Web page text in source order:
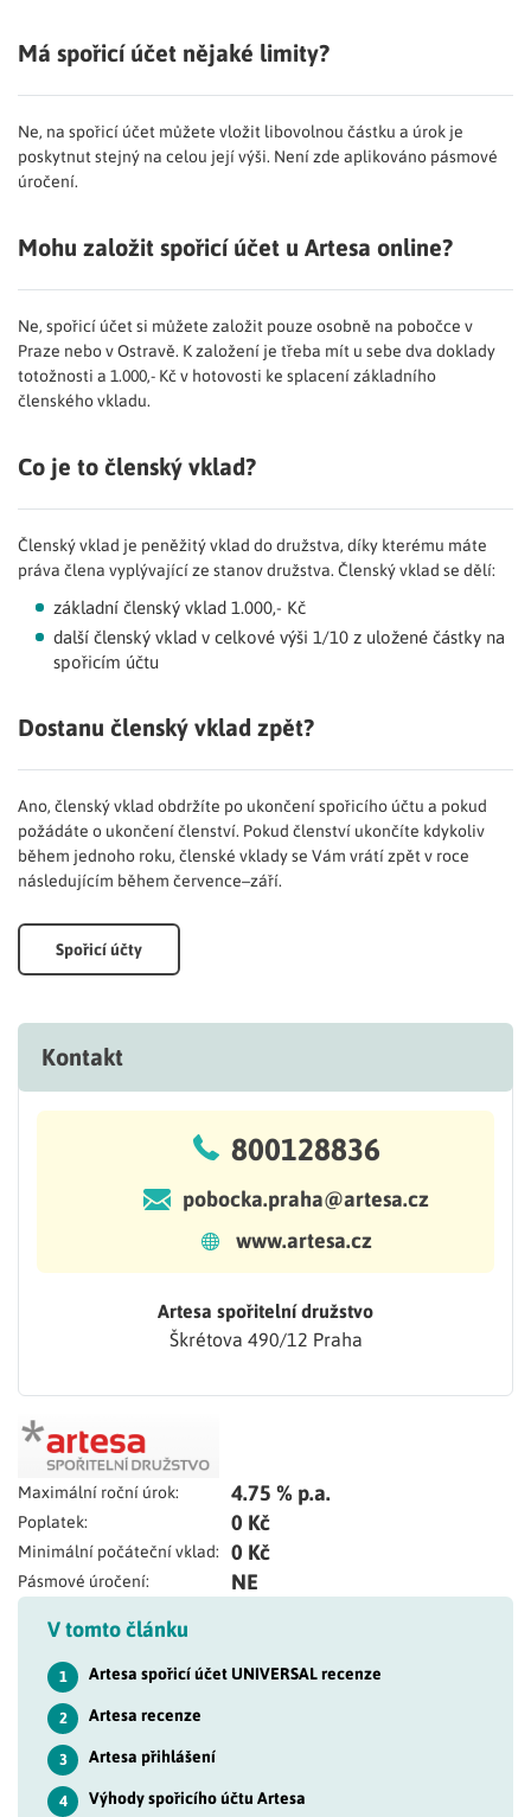
Má spořicí účet nějaké limity?
Ne, na spořicí účet můžete vložit libovolnou částku a úrok je
poskytnut stejný na celou její výši. Není zde aplikováno pásmové
úročení.
Mohu založit spořicí účet u Artesa online?
Ne, spořicí účet si můžete založit pouze osobně na pobočce v
Praze nebo v Ostravě. K založení je třeba mít u sebe dva doklady
totožnosti a 1.000,- Kč v hotovosti ke splacení základního
členského vkladu.
Co je to členský vklad?
Členský vklad je peněžitý vklad do družstva, díky kterému máte
práva člena vyplývající ze stanov družstva. Členský vklad se dělí:
základní členský vklad 1.000,- Kč
další členský vklad v celkové výši 1/10 z uložené částky na
spořicím účtu
Dostanu členský vklad zpět?
Ano, členský vklad obdržíte po ukončení spořicího účtu a pokud
požádáte o ukončení členství. Pokud členství ukončíte kdykoliv
během jednoho roku, členské vklady se Vám vrátí zpět v roce
následujícím během července–září.
Spořicí účty
Kontakt
800128836
pobocka.praha@artesa.cz
www.artesa.cz
Artesa spořitelní družstvo
Škrétova 490/12 Praha
Maximální roční úrok: 4.75 % p.a.
Poplatek: 0 Kč
Minimální počáteční vklad: 0 Kč
Pásmové úročení:
NE
V tomto článku
1 Artesa spořicí účet UNIVERSAL recenze
2 Artesa recenze
3 Artesa přihlášení
4 Výhody spořicího účtu Artesa